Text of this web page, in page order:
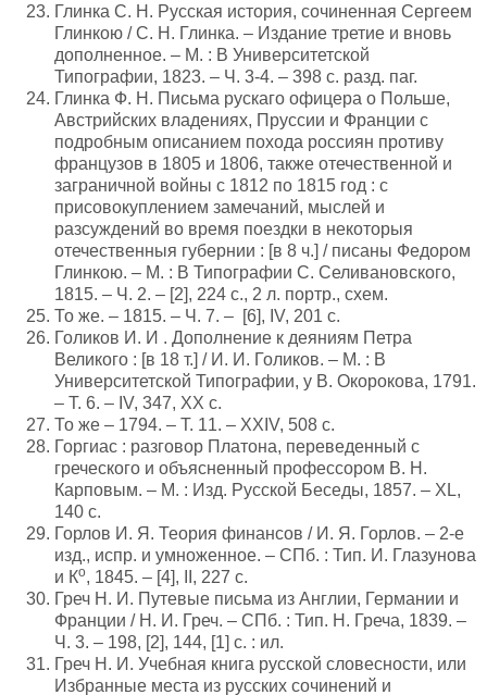
Глинка С. Н. Русская история, сочиненная Сергеем
Глинкою / С. Н. Глинка. – Издание третие и вновь
дополненное. – М. : В Университетской
Типографии, 1823. – Ч. 3-4. – 398 с. разд. паг.
Глинка Ф. Н. Письма рускаго офицера о Польше,
Австрийских владениях, Пруссии и Франции с
подробным описанием похода россиян противу
французов в 1805 и 1806, также отечественной и
заграничной войны с 1812 по 1815 год : с
присовокуплением замечаний, мыслей и
разсуждений во время поездки в некоторыя
отечественныя губернии : [в 8 ч.] / писаны Федором
Глинкою. – М. : В Типографии С. Селивановского,
1815. – Ч. 2. – [2], 224 с., 2 л. портр., схем.
То же. – 1815. – Ч. 7. – [6], IV, 201 с.
Голиков И. И . Дополнение к деяниям Петра
Великого : [в 18 т.] / И. И. Голиков. – М. : В
Университетской Типографии, у В. Окорокова, 1791.
– Т. 6. – IV, 347, XX с.
То же – 1794. – Т. 11. – XXIV, 508 с.
Горгиас : разговор Платона, переведенный с
греческого и объясненный профессором В. Н.
Карповым. – М. : Изд. Русской Беседы, 1857. – XL,
140 с.
Горлов И. Я. Теория финансов / И. Я. Горлов. – 2-е
изд., испр. и умноженное. – СПб. : Тип. И. Глазунова
и Ко, 1845. – [4], II, 227 с.
Греч Н. И. Путевые письма из Англии, Германии и
Франции / Н. И. Греч. – СПб. : Тип. Н. Греча, 1839. –
Ч. 3. – 198, [2], 144, [1] с. : ил.
Греч Н. И. Учебная книга русской словесности, или
Избранные места из русских сочинений и